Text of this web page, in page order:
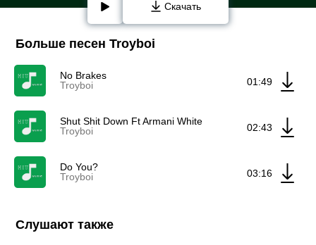
Скачать
Больше песен Troyboi
No Brakes
Troyboi
01:49
Shut Shit Down Ft Armani White
Troyboi
02:43
Do You?
Troyboi
03:16
Слушают также